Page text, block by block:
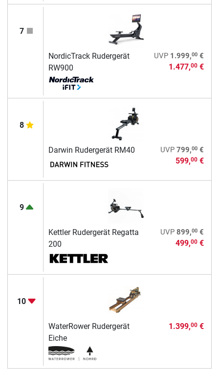
7
NordicTrack Rudergerät
RW900
UVP 1.999,00€
1.477,00€
8
Darwin Rudergerät RM40 UVP 799,00€
599,00€
9
Kettler Rudergerät Regatta
200
UVP 899,00€
499,00€
10
WaterRower Rudergerät
Eiche
1.399,00€